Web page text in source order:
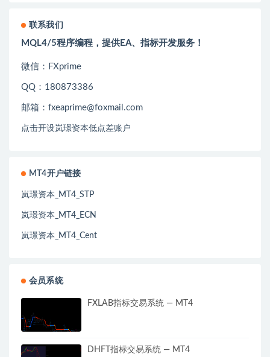
联系我们
MQL4/5程序编程，提供EA、指标开发服务！
微信：FXprime
QQ：180873386
邮箱：fxeaprime@foxmail.com
点击开设岚璟资本低点差账户
MT4开户链接
岚璟资本_MT4_STP
岚璟资本_MT4_ECN
岚璟资本_MT4_Cent
会员系统
FXLAB指标交易系统 — MT4
DHFT指标交易系统 — MT4